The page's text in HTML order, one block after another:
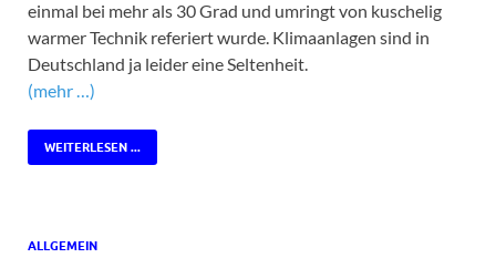
einmal bei mehr als 30 Grad und umringt von kuschelig
warmer Technik referiert wurde. Klimaanlagen sind in
Deutschland ja leider eine Seltenheit.
(mehr …)
WEITERLESEN ...
ALLGEMEIN